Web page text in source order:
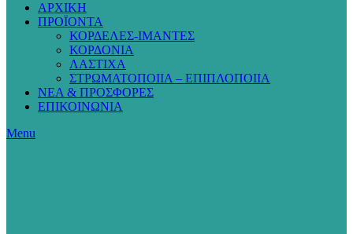
ΑΡΧΙΚΗ
ΠΡΟΪΟΝΤΑ
ΚΟΡΔΕΛΕΣ-ΙΜΑΝΤΕΣ
ΚΟΡΔΟΝΙΑ
ΛΑΣΤΙΧΑ
ΣΤΡΩΜΑΤΟΠΟΙΙΑ – ΕΠΙΠΛΟΠΟΙΙΑ
ΝΕΑ & ΠΡΟΣΦΟΡΕΣ
ΕΠΙΚΟΙΝΩΝΙΑ
Menu